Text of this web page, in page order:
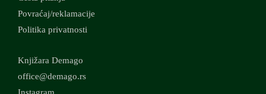
Povraćaj/reklamacije
Politika privatnosti
Knjižara Demago
office@demago.rs